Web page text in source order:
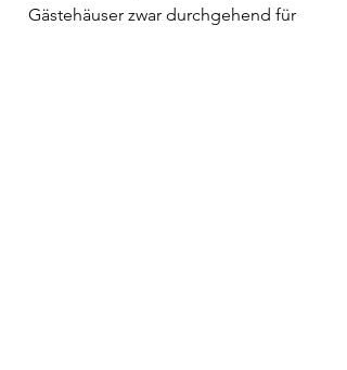
Gästehäuser zwar durchgehend für